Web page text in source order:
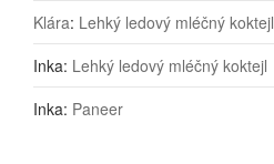
Klára: Lehký ledový mléčný koktejl
Inka: Lehký ledový mléčný koktejl
Inka: Paneer